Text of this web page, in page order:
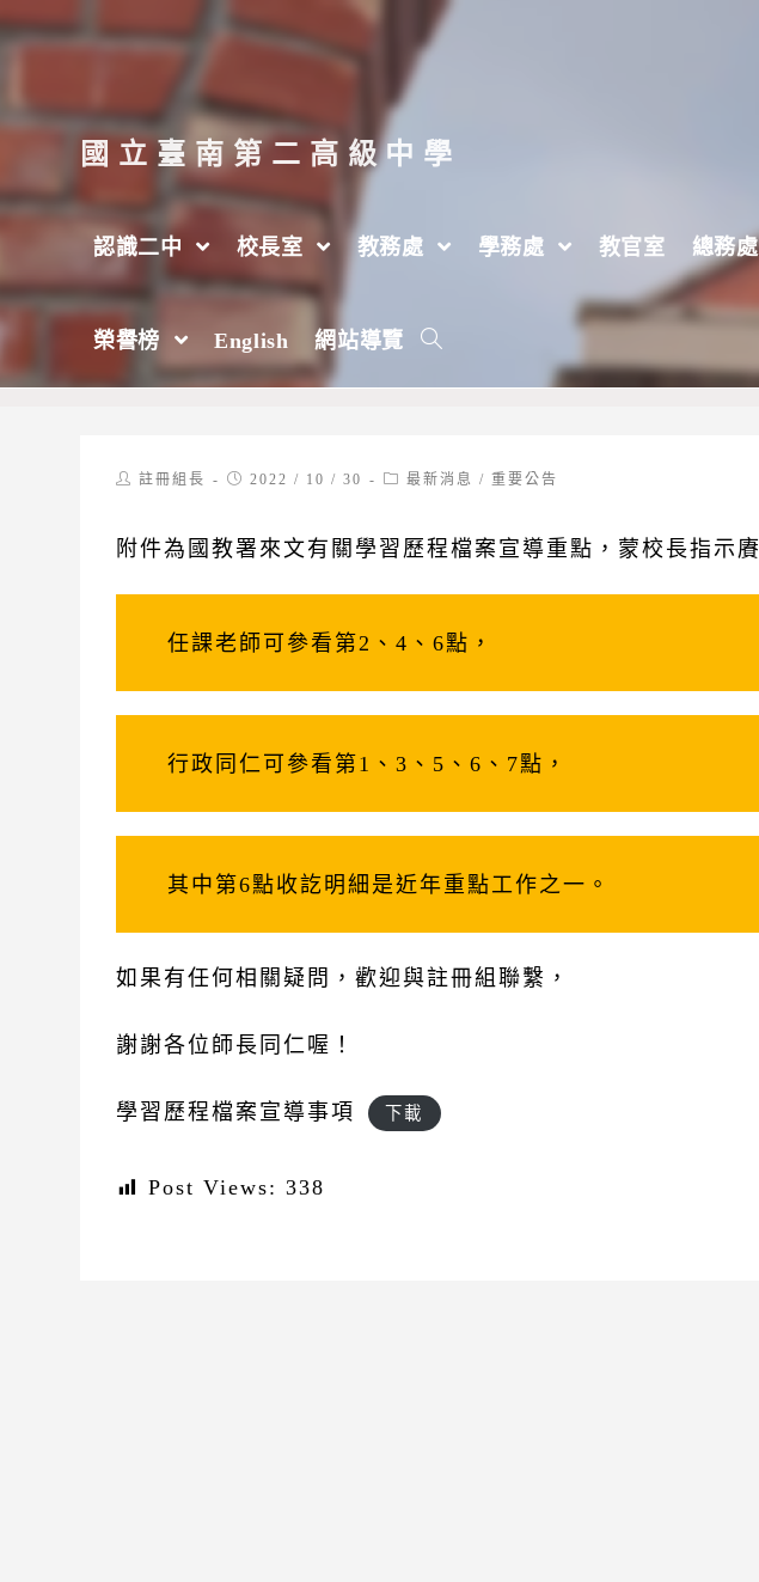
跳
至
要
內
容
國立臺南第二高級中學
認識二中 校長室 教務處 學務處 教官室 總務
榮譽榜 English 網站導覽
【註冊組】學習歷程檔案宣導事項
2022 年 > 10 月 > 30 日
Post註冊組長
Post2022 / 10 / 30
Post最新消息 / 重要公告
附件為國教署來文有關學習歷程檔案宣導重點，蒙校長指示
任課老師可參看第2、4、6點，
行政同仁可參看第1、3、5、6、7點，
其中第6點收訖明細是近年重點工作之一。
如果有任何相關疑問，歡迎與註冊組聯繫，
謝謝各位師長同仁喔！
學習歷程檔案宣導事項 下載
Post Views: 338